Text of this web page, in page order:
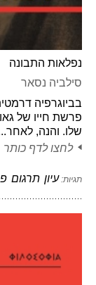
נפלאות התבונה
סילביה נסאר
בביוגרפיה
פרשת חייו של
שלו. והנה,
לחצו לדף כותר
תגיות:עיון תרגום